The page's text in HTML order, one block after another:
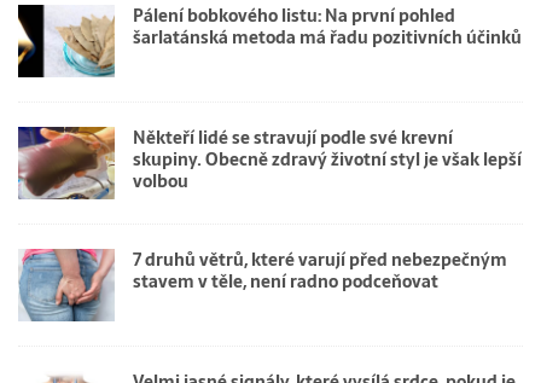
Pálení bobkového listu: Na první pohled
šarlatánská metoda má řadu pozitivních účinků
Někteří lidé se stravují podle své krevní
skupiny. Obecně zdravý životní styl je však lepší
volbou
7 druhů větrů, které varují před nebezpečným
stavem v těle, není radno podceňovat